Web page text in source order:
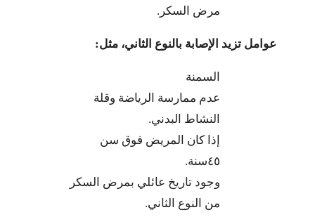
مرض السكر.
عوامل تزيد الإصابة بالنوع الثاني، مثل:
السمنة
عدم ممارسة الرياضة وقلة
النشاط البدني.
إذا كان المريض فوق سن
٤٥سنة.
وجود تاريخ عائلي بمرض السكر
من النوع الثاني.